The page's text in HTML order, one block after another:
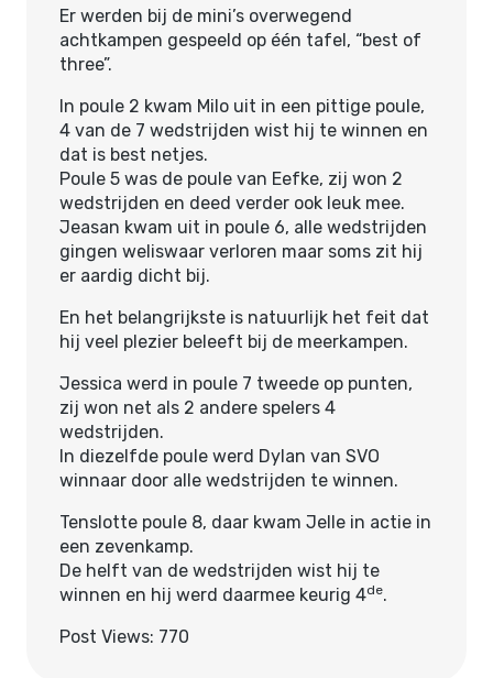
Er werden bij de mini’s overwegend
achtkampen gespeeld op één tafel, “best of
three”.
In poule 2 kwam Milo uit in een pittige poule,
4 van de 7 wedstrijden wist hij te winnen en
dat is best netjes.
Poule 5 was de poule van Eefke, zij won 2
wedstrijden en deed verder ook leuk mee.
Jeasan kwam uit in poule 6, alle wedstrijden
gingen weliswaar verloren maar soms zit hij
er aardig dicht bij.
En het belangrijkste is natuurlijk het feit dat
hij veel plezier beleeft bij de meerkampen.
Jessica werd in poule 7 tweede op punten,
zij won net als 2 andere spelers 4
wedstrijden.
In diezelfde poule werd Dylan van SVO
winnaar door alle wedstrijden te winnen.
Tenslotte poule 8, daar kwam Jelle in actie in
een zevenkamp.
De helft van de wedstrijden wist hij te
winnen en hij werd daarmee keurig 4de.
Post Views: 770